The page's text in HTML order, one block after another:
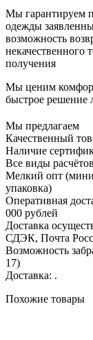
Мы гарантируем
одежды
возможность
некачественного
получения
Мы ценим
быстрое решение
Мы предлагаем
Качественный
Наличие
Все виды
Мелкий опт
упаковка)
Оперативная
000 рублей
Доставка
СДЭК, Почта
Возможность
17)
Доставка: .
Похожие товары